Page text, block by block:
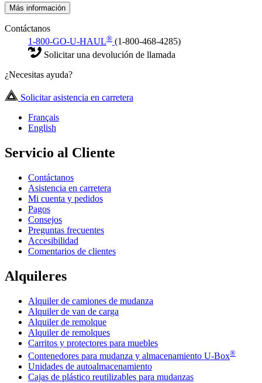
Más información
Contáctanos
1-800-GO-U-HAUL® (1-800-468-4285)
Solicitar una devolución de llamada
¿Necesitas ayuda?
Solicitar asistencia en carretera
Français
English
Servicio al Cliente
Contáctanos
Asistencia en carretera
Mi cuenta y pedidos
Pagos
Consejos
Preguntas frecuentes
Accesibilidad
Comentarios de clientes
Alquileres
Alquiler de camiones de mudanza
Alquiler de van de carga
Alquiler de remolque
Alquiler de remolques
Carritos y protectores para muebles
Contenedores para mudanza y almacenamiento U-Box®
Unidades de autoalmacenamiento
Cajas de plástico reutilizables para mudanzas